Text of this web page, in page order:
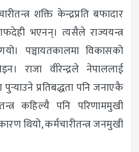
शक्ति केन्द्रप्रति बफादार
भएनन्। त्यसैले राज्ययन्त्र
पञ्चायतकालमा विकासको
राजा वीरेन्द्रले नेपाललाई
प्रतिबद्धता पनि जनाएकै
कहिल्यै पनि परिणाममुखी
थियो, कर्मचारीतन्त्र जनमुखी